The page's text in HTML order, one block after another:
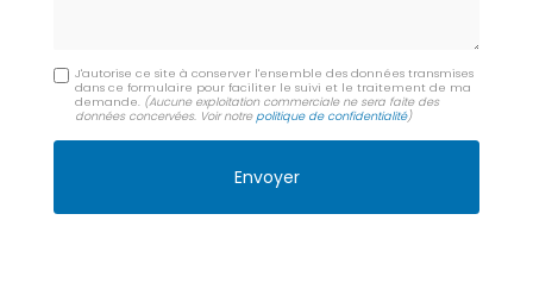
J'autorise ce site à conserver l'ensemble des données transmises
dans ce formulaire pour faciliter le suivi et le traitement de ma
demande. (Aucune exploitation commerciale ne sera faite des
données concervées. Voir notrepolitique de confidentialité)